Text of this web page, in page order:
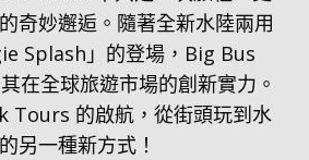
奇妙邂逅。隨著全新水陸兩用
Splash」的登場，Big Bus
在全球旅遊市場的創新實力。
Tours 的啟航，從街頭玩到水
另一種新方式！